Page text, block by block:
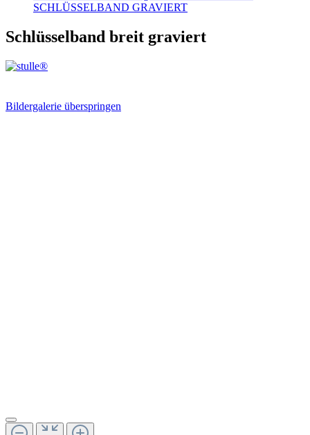
SCHLÜSSELBAND GRAVIERT
Schlüsselband breit graviert
Bildergalerie überspringen